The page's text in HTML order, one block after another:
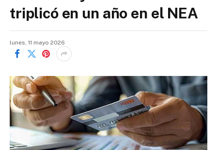
triplicó en un año en el NEA
lunes, 11 mayo 2026